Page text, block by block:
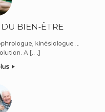
DU BIEN-ÊTRE
kinésiologue ...
A […]